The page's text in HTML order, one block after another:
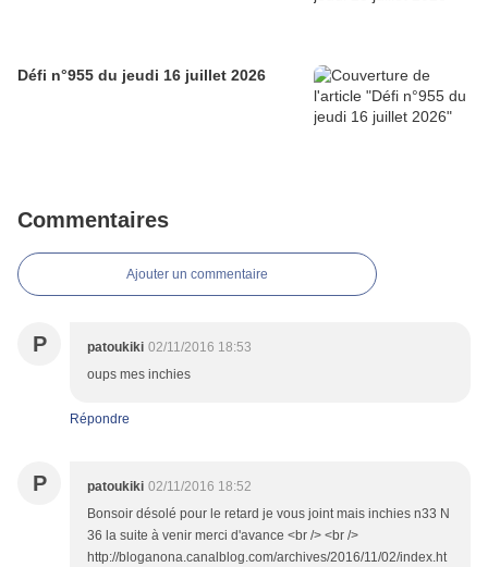
Défi n°955 du jeudi 16 juillet 2026
Commentaires
Ajouter un commentaire
P patoukiki 02/11/2016 18:53
oups mes inchies
Répondre
P patoukiki 02/11/2016 18:52
Bonsoir désolé pour le retard je vous joint mais inchies n33 N
36 la suite à venir merci d'avance <br /> <br />
http://bloganona.canalblog.com/archives/2016/11/02/index.ht